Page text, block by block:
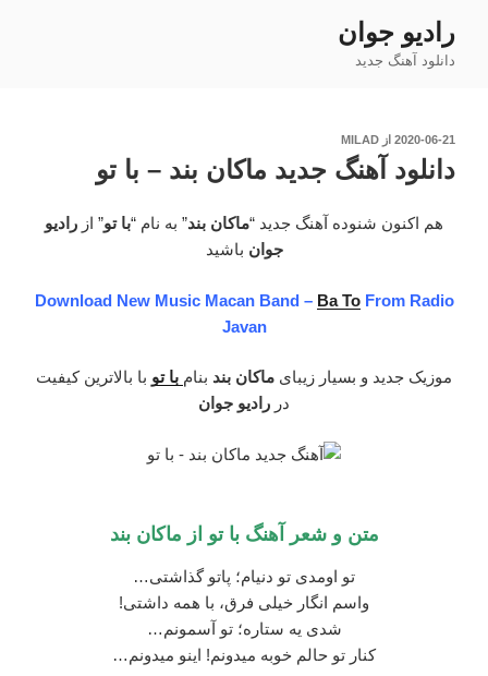
محتوا
رادیو جوان
دانلود آهنگ جدید
نوشته‌شده
2020-06-21 از MILAD
دانلود آهنگ جدید ماکان بند – با تو
هم اکنون شنوده آهنگ جدید “ماکان بند” به نام “با تو” از رادیو
جوان باشید
Download New Music Macan Band – Ba ToFrom Radio
Javan
موزیک جدید و بسیار زیبای ماکان بند بنام با تو با بالاترین کیفیت
در رادیو جوان
متن و شعر آهنگ با تو از ماکان بند
تو اومدی تو دنیام؛ پاتو گذاشتی…
واسم انگار خیلی فرق، با همه داشتی!
شدی یه ستاره؛ تو آسمونم…
کنار تو حالم خوبه میدونم! اینو میدونم…